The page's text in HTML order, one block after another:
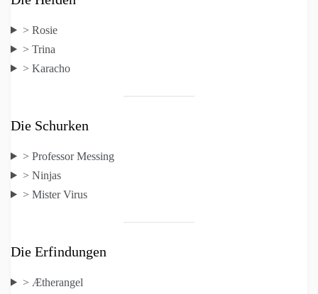
> Rosie
> Trina
> Karacho
Die Schurken
> Professor Messing
> Ninjas
> Mister Virus
Die Erfindungen
> Ætherangel